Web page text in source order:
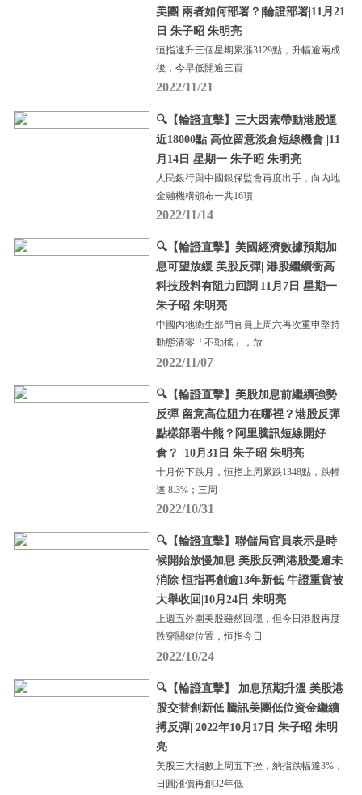
美團 兩者如何部署？|輪證部署|11月21
日 朱子昭 朱明亮
恒指連升三個星期累漲3129點，升幅逾兩成
後，今早低開逾三百
2022/11/21
🔍【輪證直擊】三大因素帶動港股逼
近18000點 高位留意淡倉短線機會 |11
月14日 星期一 朱子昭 朱明亮
人民銀行與中國銀保監會再度出手，向內地
金融機構頒布一共16項
2022/11/14
🔍【輪證直擊】美國經濟數據預期加
息可望放緩 美股反彈| 港股繼續衝高
科技股料有阻力回調|11月7日 星期一
朱子昭 朱明亮
中國內地衛生部門官員上周六再次重申堅持
動態清零「不動搖」，放
2022/11/07
🔍【輪證直擊】美股加息前繼續強勢
反彈 留意高位阻力在哪裡？港股反彈
點樣部署牛熊？阿里騰訊短線開好
倉？ |10月31日 朱子昭 朱明亮
十月份下跌月，恒指上周累跌1348點，跌幅
達 8.3%；三周
2022/10/31
🔍【輪證直擊】聯儲局官員表示是時
候開始放慢加息 美股反彈|港股憂慮未
消除 恒指再創逾13年新低 牛證重貨被
大舉收回|10月24日 朱明亮
上週五外圍美股雖然回穩，但今日港股再度
跌穿關鍵位置，恒指今日
2022/10/24
🔍【輪證直擊】 加息預期升溫 美股港
股交替創新低|騰訊美團低位資金繼續
搏反彈| 2022年10月17日 朱子昭 朱明
亮
美股三大指數上周五下挫，納指跌幅達3%，
日圓滙價再創32年低